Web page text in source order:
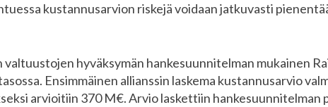
kustannusarvion riskejä voidaan jatkuvasti
valtuustojen hyväksymän hankesuunnitelman mukainen
Ensimmäinen allianssin laskema kustannusarvio
arvioitiin 370 M€. Arvio laskettiin hankesuunnitelman